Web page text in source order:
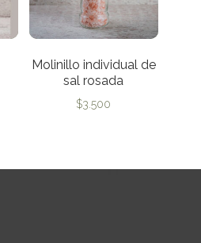
Molinillo individual de
sal rosada
$3.500